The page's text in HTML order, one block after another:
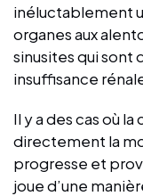
inéluctablement
organes aux
sinusites qui sont
insuffisance
Il y a des cas où
directement la
progresse et
joue d’une